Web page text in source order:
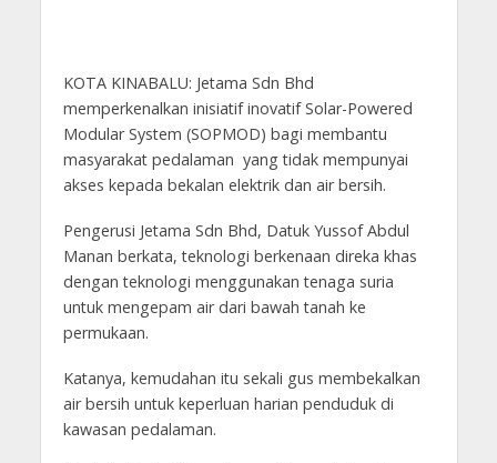
KOTA KINABALU: Jetama Sdn Bhd
memperkenalkan inisiatif inovatif Solar-Powered
Modular System (SOPMOD) bagi membantu
masyarakat pedalaman yang tidak mempunyai
akses kepada bekalan elektrik dan air bersih.
Pengerusi Jetama Sdn Bhd, Datuk Yussof Abdul
Manan berkata, teknologi berkenaan direka khas
dengan teknologi menggunakan tenaga suria
untuk mengepam air dari bawah tanah ke
permukaan.
Katanya, kemudahan itu sekali gus membekalkan
air bersih untuk keperluan harian penduduk di
kawasan pedalaman.